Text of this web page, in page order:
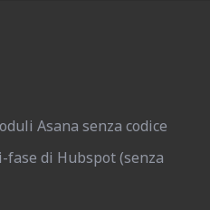
Asana senza codice
di Hubspot (senza